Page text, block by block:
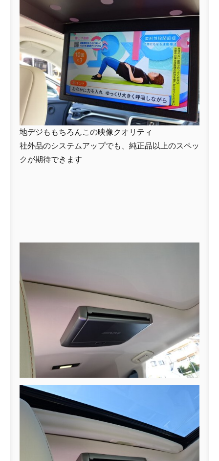
地デジももちろんこの映像クオリティ
社外品のシステムアップでも、純正品以上のスペッ
クが期待できます